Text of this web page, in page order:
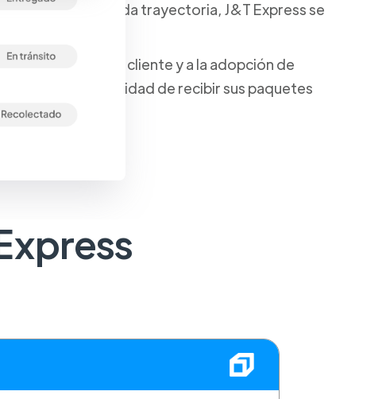
y una sólida trayectoria, J&T Express se
satisfacción del cliente y a la adopción de
clientes la comodidad de recibir sus paquetes